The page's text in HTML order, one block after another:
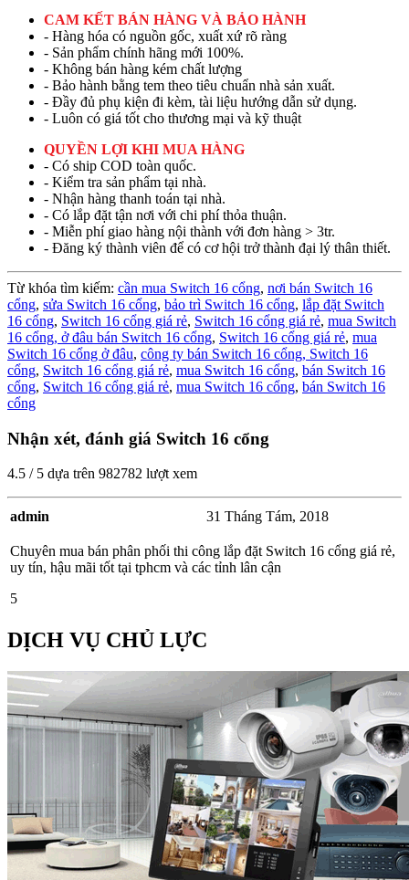
CAM KẾT BÁN HÀNG VÀ BẢO HÀNH
- Hàng hóa có nguồn gốc, xuất xứ rõ ràng
- Sản phẩm chính hãng mới 100%.
- Không bán hàng kém chất lượng
- Bảo hành bằng tem theo tiêu chuẩn nhà sản xuất.
- Đầy đủ phụ kiện đi kèm, tài liệu hướng dẫn sử dụng.
- Luôn có giá tốt cho thương mại và kỹ thuật
QUYỀN LỢI KHI MUA HÀNG
- Có ship COD toàn quốc.
- Kiểm tra sản phẩm tại nhà.
- Nhận hàng thanh toán tại nhà.
- Có lắp đặt tận nơi với chi phí thỏa thuận.
- Miễn phí giao hàng nội thành với đơn hàng > 3tr.
- Đăng ký thành viên để có cơ hội trở thành đại lý thân thiết.
Từ khóa tìm kiếm: cần mua Switch 16 cổng, nơi bán Switch 16
cổng, sửa Switch 16 cổng, bảo trì Switch 16 cổng, lắp đặt Switch
16 cổng, Switch 16 cổng giá rẻ, Switch 16 cổng giá rẻ, mua Switch
16 cổng, ở đâu bán Switch 16 cổng, Switch 16 cổng giá rẻ, mua
Switch 16 cổng ở đâu, công ty bán Switch 16 cổng, Switch 16
cổng, Switch 16 cổng giá rẻ, mua Switch 16 cổng, bán Switch 16
cổng, Switch 16 cổng giá rẻ, mua Switch 16 cổng, bán Switch 16
cổng
Nhận xét, đánh giá Switch 16 cổng
4.5 / 5 dựa trên 982782 lượt xem
admin 31 Tháng Tám, 2018
Chuyên mua bán phân phối thi công lắp đặt Switch 16 cổng giá rẻ,
uy tín, hậu mãi tốt tại tphcm và các tỉnh lân cận
5
DỊCH VỤ CHỦ LỰC